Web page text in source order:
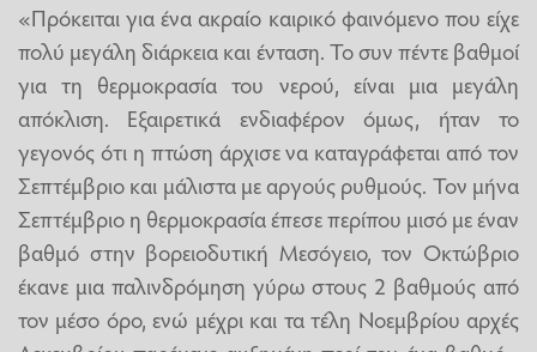
«Πρόκειται για ένα ακραίο καιρικό φαινόμενο που είχε
πολύ μεγάλη διάρκεια και ένταση. Το συν πέντε βαθμοί
για τη θερμοκρασία του νερού, είναι μια μεγάλη
απόκλιση. Εξαιρετικά ενδιαφέρον όμως, ήταν το
γεγονός ότι η πτώση άρχισε να καταγράφεται από τον
Σεπτέμβριο και μάλιστα με αργούς ρυθμούς. Τον μήνα
Σεπτέμβριο η θερμοκρασία έπεσε περίπου μισό με έναν
βαθμό στην βορειοδυτική Μεσόγειο, τον Οκτώβριο
έκανε μια παλινδρόμηση γύρω στους 2 βαθμούς από
τον μέσο όρο, ενώ μέχρι και τα τέλη Νοεμβρίου αρχές